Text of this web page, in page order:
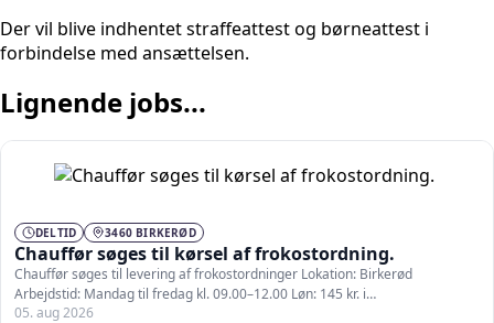
Der vil blive indhentet straffeattest og børneattest i
forbindelse med ansættelsen.
Lignende jobs...
DELTID 3460 BIRKERØD
Chauffør søges til kørsel af frokostordning.
Chauffør søges til levering af frokostordninger Lokation: Birkerød
Arbejdstid: Mandag til fredag kl. 09.00–12.00 Løn: 145 kr. i…
05. aug 2026